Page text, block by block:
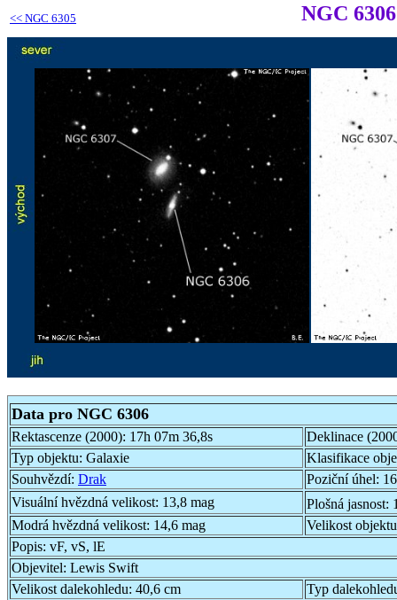
<< NGC 6305 NGC 6306
Data pro NGC 6306
Rektascenze (2000): 17h 07m 36,8s
Deklinace
Typ objektu: Galaxie
Klasifikace
Souhvězdí: Drak Poziční úhel:
Visuální hvězdná velikost: 13,8 mag Plošná jasnost:
Modrá hvězdná velikost: 14,6 mag
Velikost
Popis: vF, vS, lE
Objevitel: Lewis Swift
Velikost dalekohledu: 40,6 cm
Typ